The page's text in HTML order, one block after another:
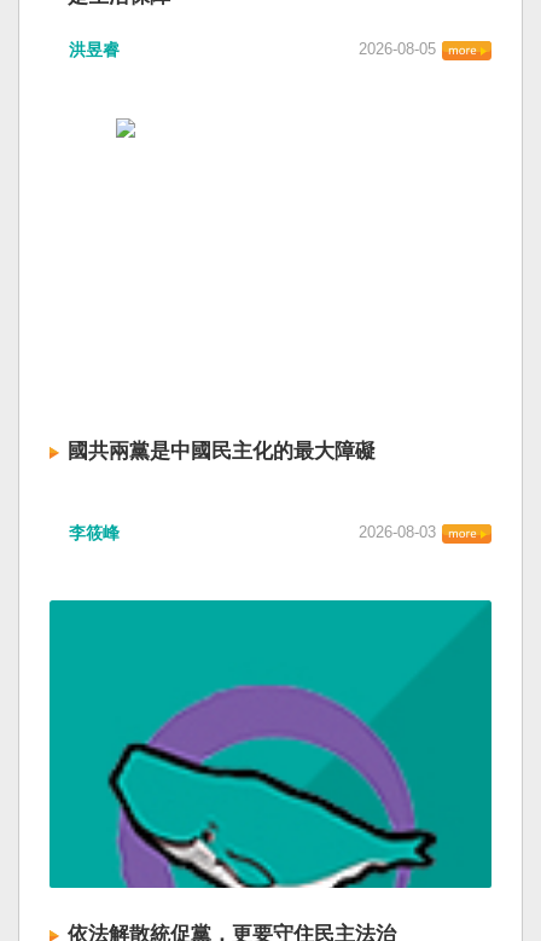
洪昱睿 2026-08-05
國共兩黨是中國民主化的最大障礙
李筱峰 2026-08-03
依法解散統促黨，更要守住民主法治